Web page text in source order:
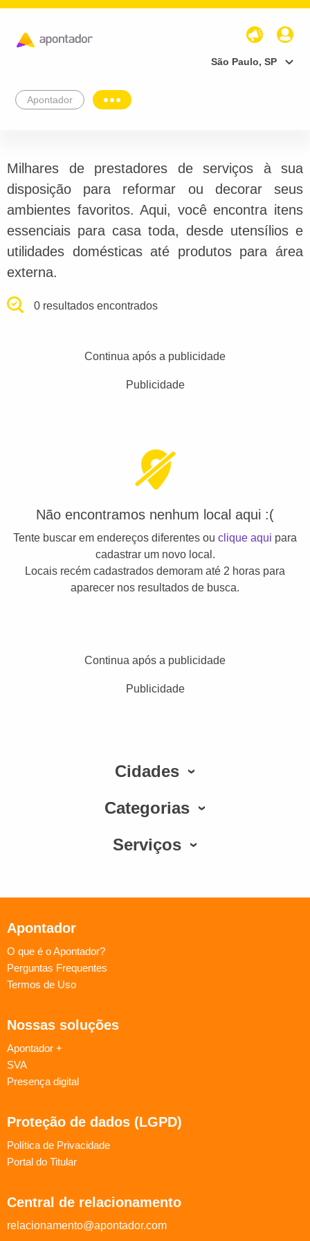
São Paulo, SP
Apontador
Milhares de prestadores de serviços à sua
disposição para reformar ou decorar seus
ambientes favoritos. Aqui, você encontra itens
essenciais para casa toda, desde utensílios e
utilidades domésticas até produtos para área
externa.
0 resultados encontrados
Continua após a publicidade
Publicidade
Não encontramos nenhum local aqui :(
Tente buscar em endereços diferentes ou clique aqui para
cadastrar um novo local.
Locais recém cadastrados demoram até 2 horas para
aparecer nos resultados de busca.
Continua após a publicidade
Publicidade
Cidades
Categorias
Serviços
Apontador
O que é o Apontador?
Perguntas Frequentes
Termos de Uso
Nossas soluções
Apontador +
SVA
Presença digital
Proteção de dados (LGPD)
Política de Privacidade
Portal do Titular
Central de relacionamento
relacionamento@apontador.com